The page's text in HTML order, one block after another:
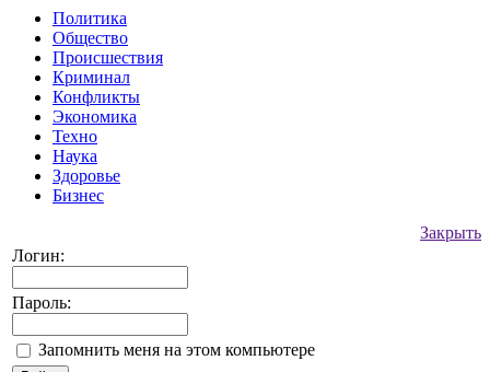
Политика
Общество
Происшествия
Криминал
Конфликты
Экономика
Техно
Наука
Здоровье
Бизнес
Закрыть
Логин:
Пароль:
Запомнить меня на этом компьютере